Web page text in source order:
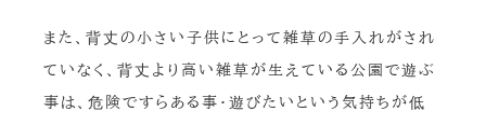
また、背丈の小さい子供にとって雑草の手入れがされ
ていなく、背丈より高い雑草が生えている公園で遊ぶ
事は、危険ですらある事・遊びたいという気持ちが低